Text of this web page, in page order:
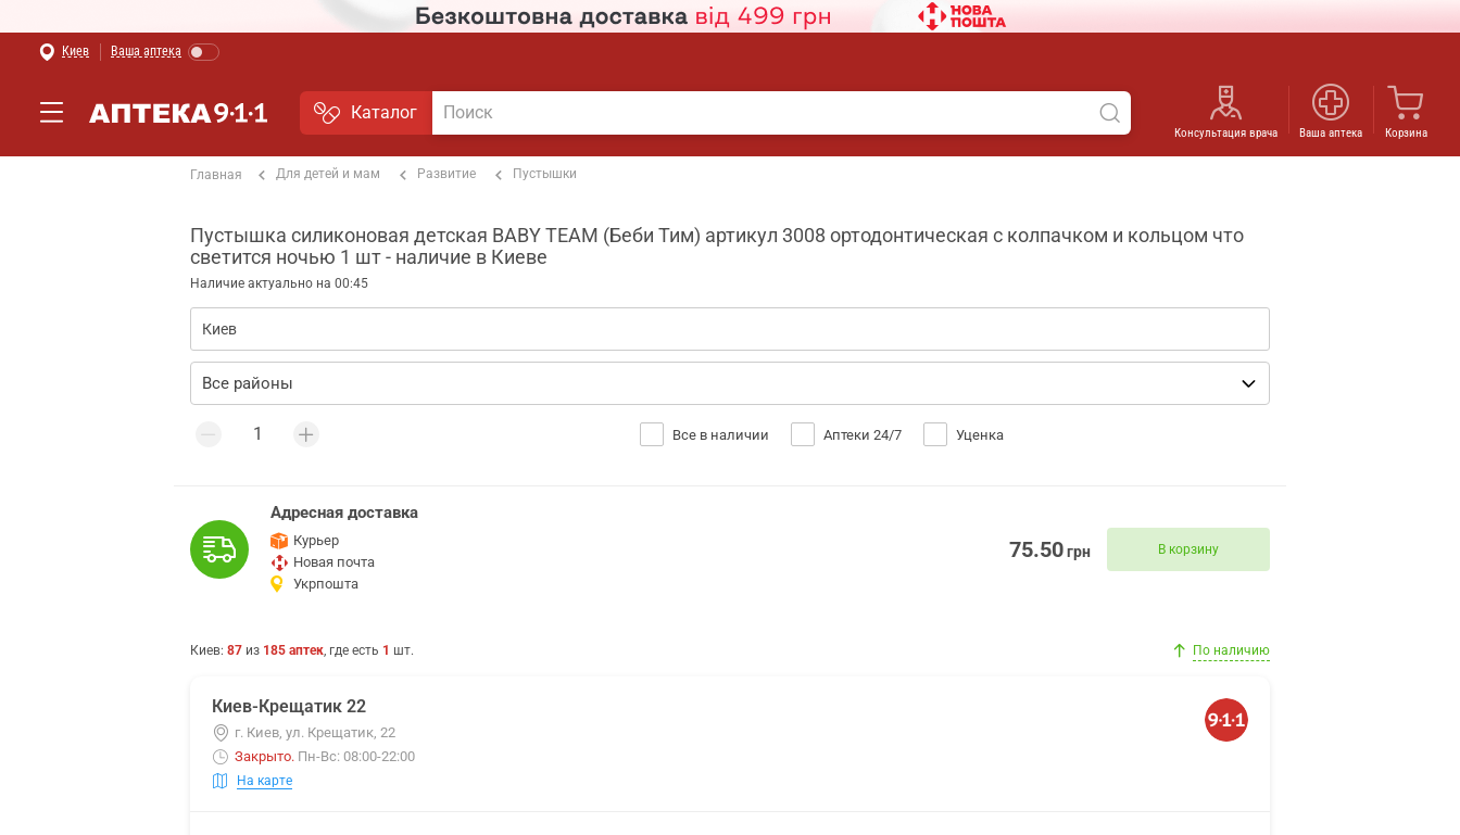
Киев Ваша аптека
Каталог
Консультация врача Ваша аптека Корзина
Главная Для детей и мам Развитие Пустышки
Пустышка силиконовая детская BABY TEAM (Беби Тим) артикул 3008 ортодонтическая с колпачком и кольцом что
светится ночью 1 шт - наличие в Киеве
Наличие актуально на 00:45
Все в наличии Аптеки 24/7 Уценка
Адресная доставка
Курьер
Новая почта
Укрпошта
75.50грн В корзину
Киев: 87 из 185 аптек, где есть 1 шт. По наличию
Киев-Крещатик 22
г. Киев, ул. Крещатик, 22
Закрыто. Пн-Вс: 08:00-22:00
На карте